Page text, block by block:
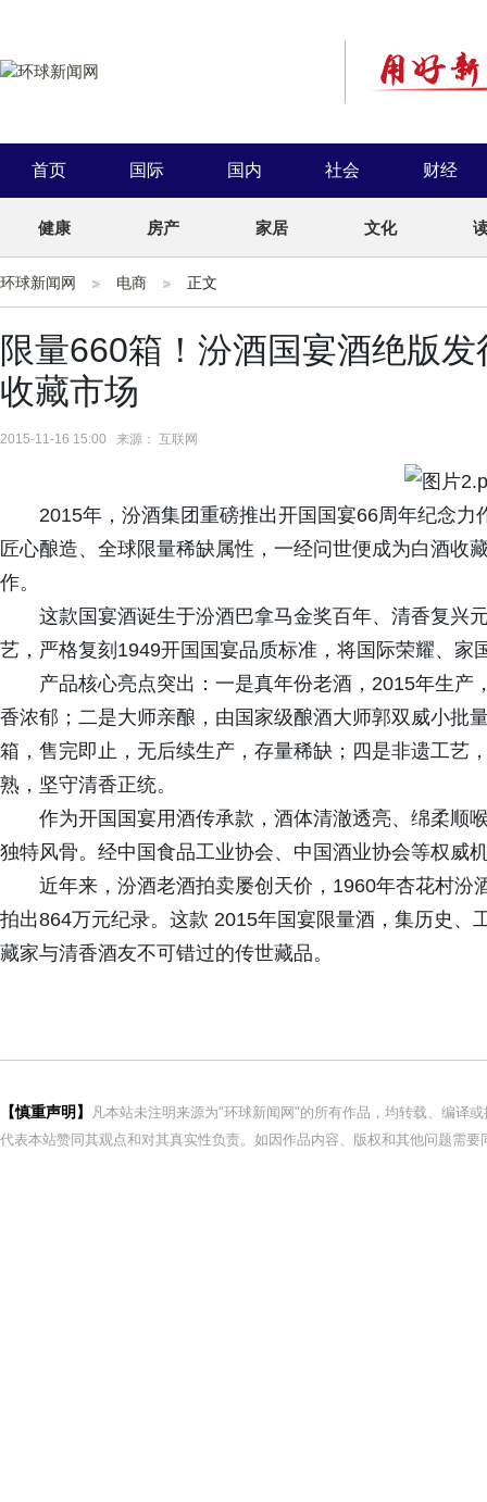
首页 国际 国内 社会 财经
健康 房产 家居 文化
环球新闻网 电商 正文
限量660箱！汾酒国宴酒绝版
收藏市场
2015-11-16 15:00 来源： 互联网
2015年，汾酒集团重磅推出开国国宴66周年纪念
匠心酿造、全球限量稀缺属性，一经问世便成为白酒收
作。
这款国宴酒诞生于汾酒巴拿马金奖百年、清香复兴
艺，严格复刻1949开国国宴品质标准，将国际荣耀、
产品核心亮点突出：一是真年份老酒，2015年生
香浓郁；二是大师亲酿，由国家级酿酒大师郭双威小批
箱，售完即止，无后续生产，存量稀缺；四是非遗工艺
熟，坚守清香正统。
作为开国国宴用酒传承款，酒体清澈透亮、绵柔顺
独特风骨。经中国食品工业协会、中国酒业协会等权威
近年来，汾酒老酒拍卖屡创天价，1960年杏花村
拍出864万元纪录。这款 2015年国宴限量酒，集历史、
藏家与清香酒友不可错过的传世藏品。
【慎重声明】
凡本站未注明来源为"环球新闻网"的所有作品，均转载、编译
代表本站赞同其观点和对其真实性负责。如因作品内容、版权和其他问题需